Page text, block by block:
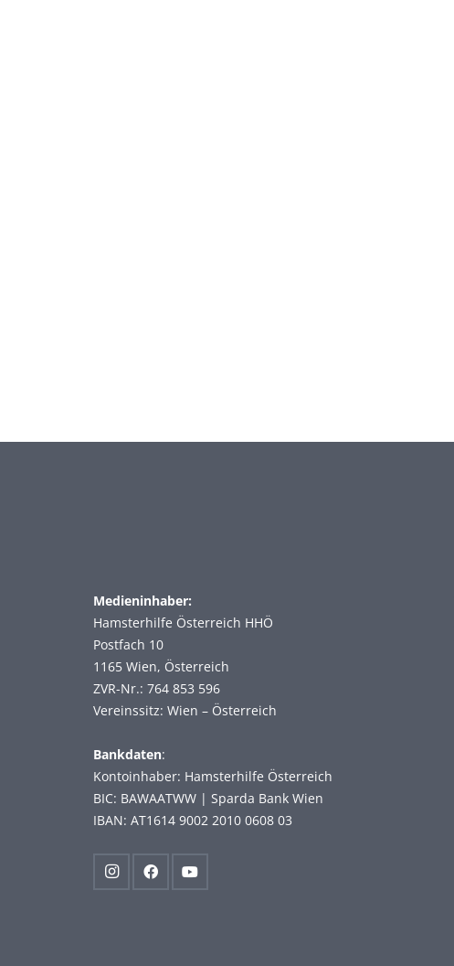
Medieninhaber:
Hamsterhilfe Österreich HHÖ
Postfach 10
1165 Wien, Österreich
ZVR-Nr.: 764 853 596
Vereinssitz: Wien – Österreich
Bankdaten:
Kontoinhaber: Hamsterhilfe Österreich
BIC: BAWAATWW | Sparda Bank Wien
IBAN: AT1614 9002 2010 0608 03